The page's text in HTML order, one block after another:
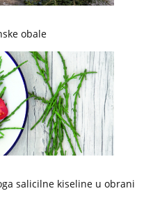
obale
salicilne kiseline u obrani